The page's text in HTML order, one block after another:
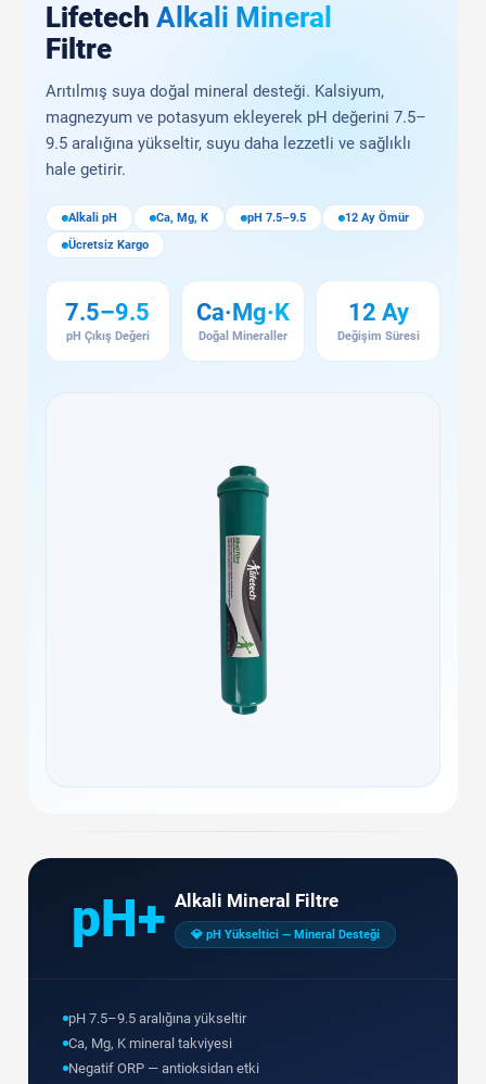
Lifetech Alkali Mineral
Filtre
Arıtılmış suya doğal mineral desteği. Kalsiyum,
magnezyum ve potasyum ekleyerek pH değerini 7.5–
9.5 aralığına yükseltir, suyu daha lezzetli ve sağlıklı
hale getirir.
Alkali pH Ca, Mg, K pH 7.5–9.5
12 Ay Ömür
Ücretsiz Kargo
7.5–9.5
pH Çıkış Değeri
Ca·Mg·K
Doğal Mineraller
12 Ay
Değişim Süresi
pH+ Alkali Mineral Filtre
💎 pH Yükseltici — Mineral Desteği
pH 7.5–9.5 aralığına yükseltir
Ca, Mg, K mineral takviyesi
Negatif ORP — antioksidan etki